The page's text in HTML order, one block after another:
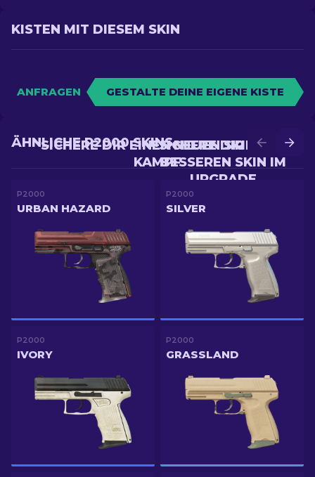
KISTEN MIT DIESEM SKIN
ANFRAGEN GESTALTE DEINE EIGENE KISTE
SICHERE DIR EINEN
BESSEREN SKIN IM
UPGRADE
SICHERE DIR EINEN NEUEN SKIN IM
KAMPF
ÄHNLICHE P2000 SKINS
P2000
URBAN HAZARD
P2000
SILVER
P2000
IVORY
P2000
GRASSLAND